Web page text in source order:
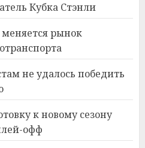
Кубка Стэнли
рынок
не удалось победить
к новому сезону
офф